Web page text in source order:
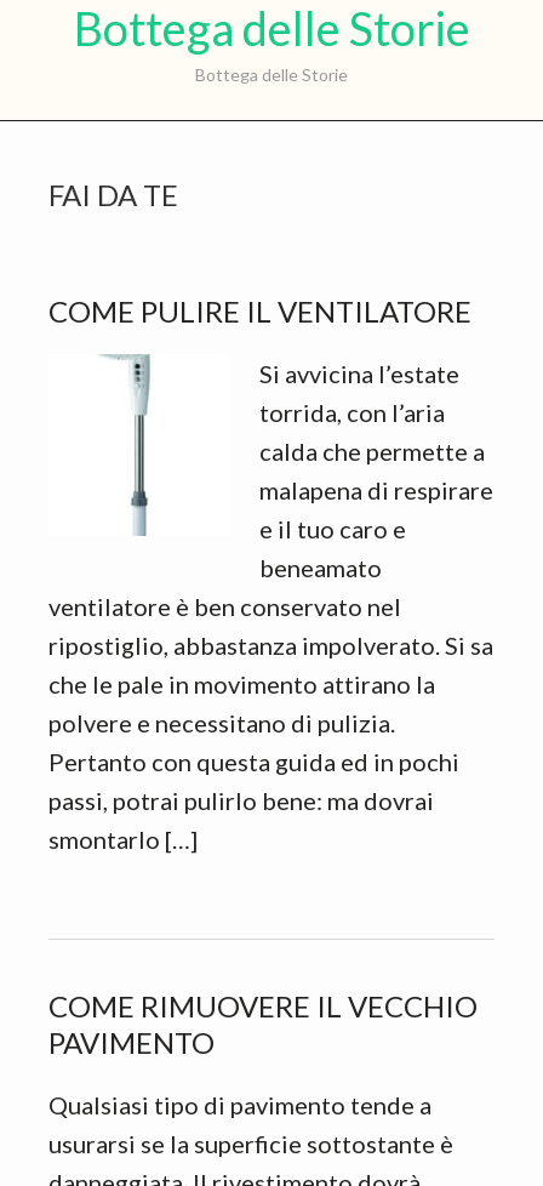
Bottega delle Storie
Bottega delle Storie
FAI DA TE
COME PULIRE IL VENTILATORE
Si avvicina l’estate
torrida, con l’aria
calda che permette a
malapena di respirare
e il tuo caro e
beneamato
ventilatore è ben conservato nel
ripostiglio, abbastanza impolverato. Si sa
che le pale in movimento attirano la
polvere e necessitano di pulizia.
Pertanto con questa guida ed in pochi
passi, potrai pulirlo bene: ma dovrai
smontarlo […]
COME RIMUOVERE IL VECCHIO
PAVIMENTO
Qualsiasi tipo di pavimento tende a
usurarsi se la superficie sottostante è